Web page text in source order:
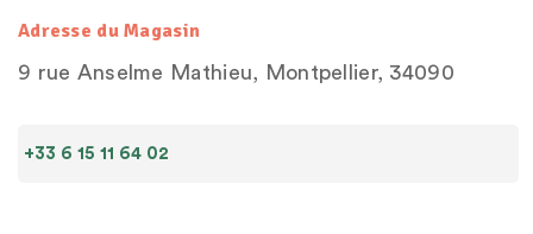
Adresse du Magasin
9 rue Anselme Mathieu, Montpellier, 34090
+33 6 15 11 64 02